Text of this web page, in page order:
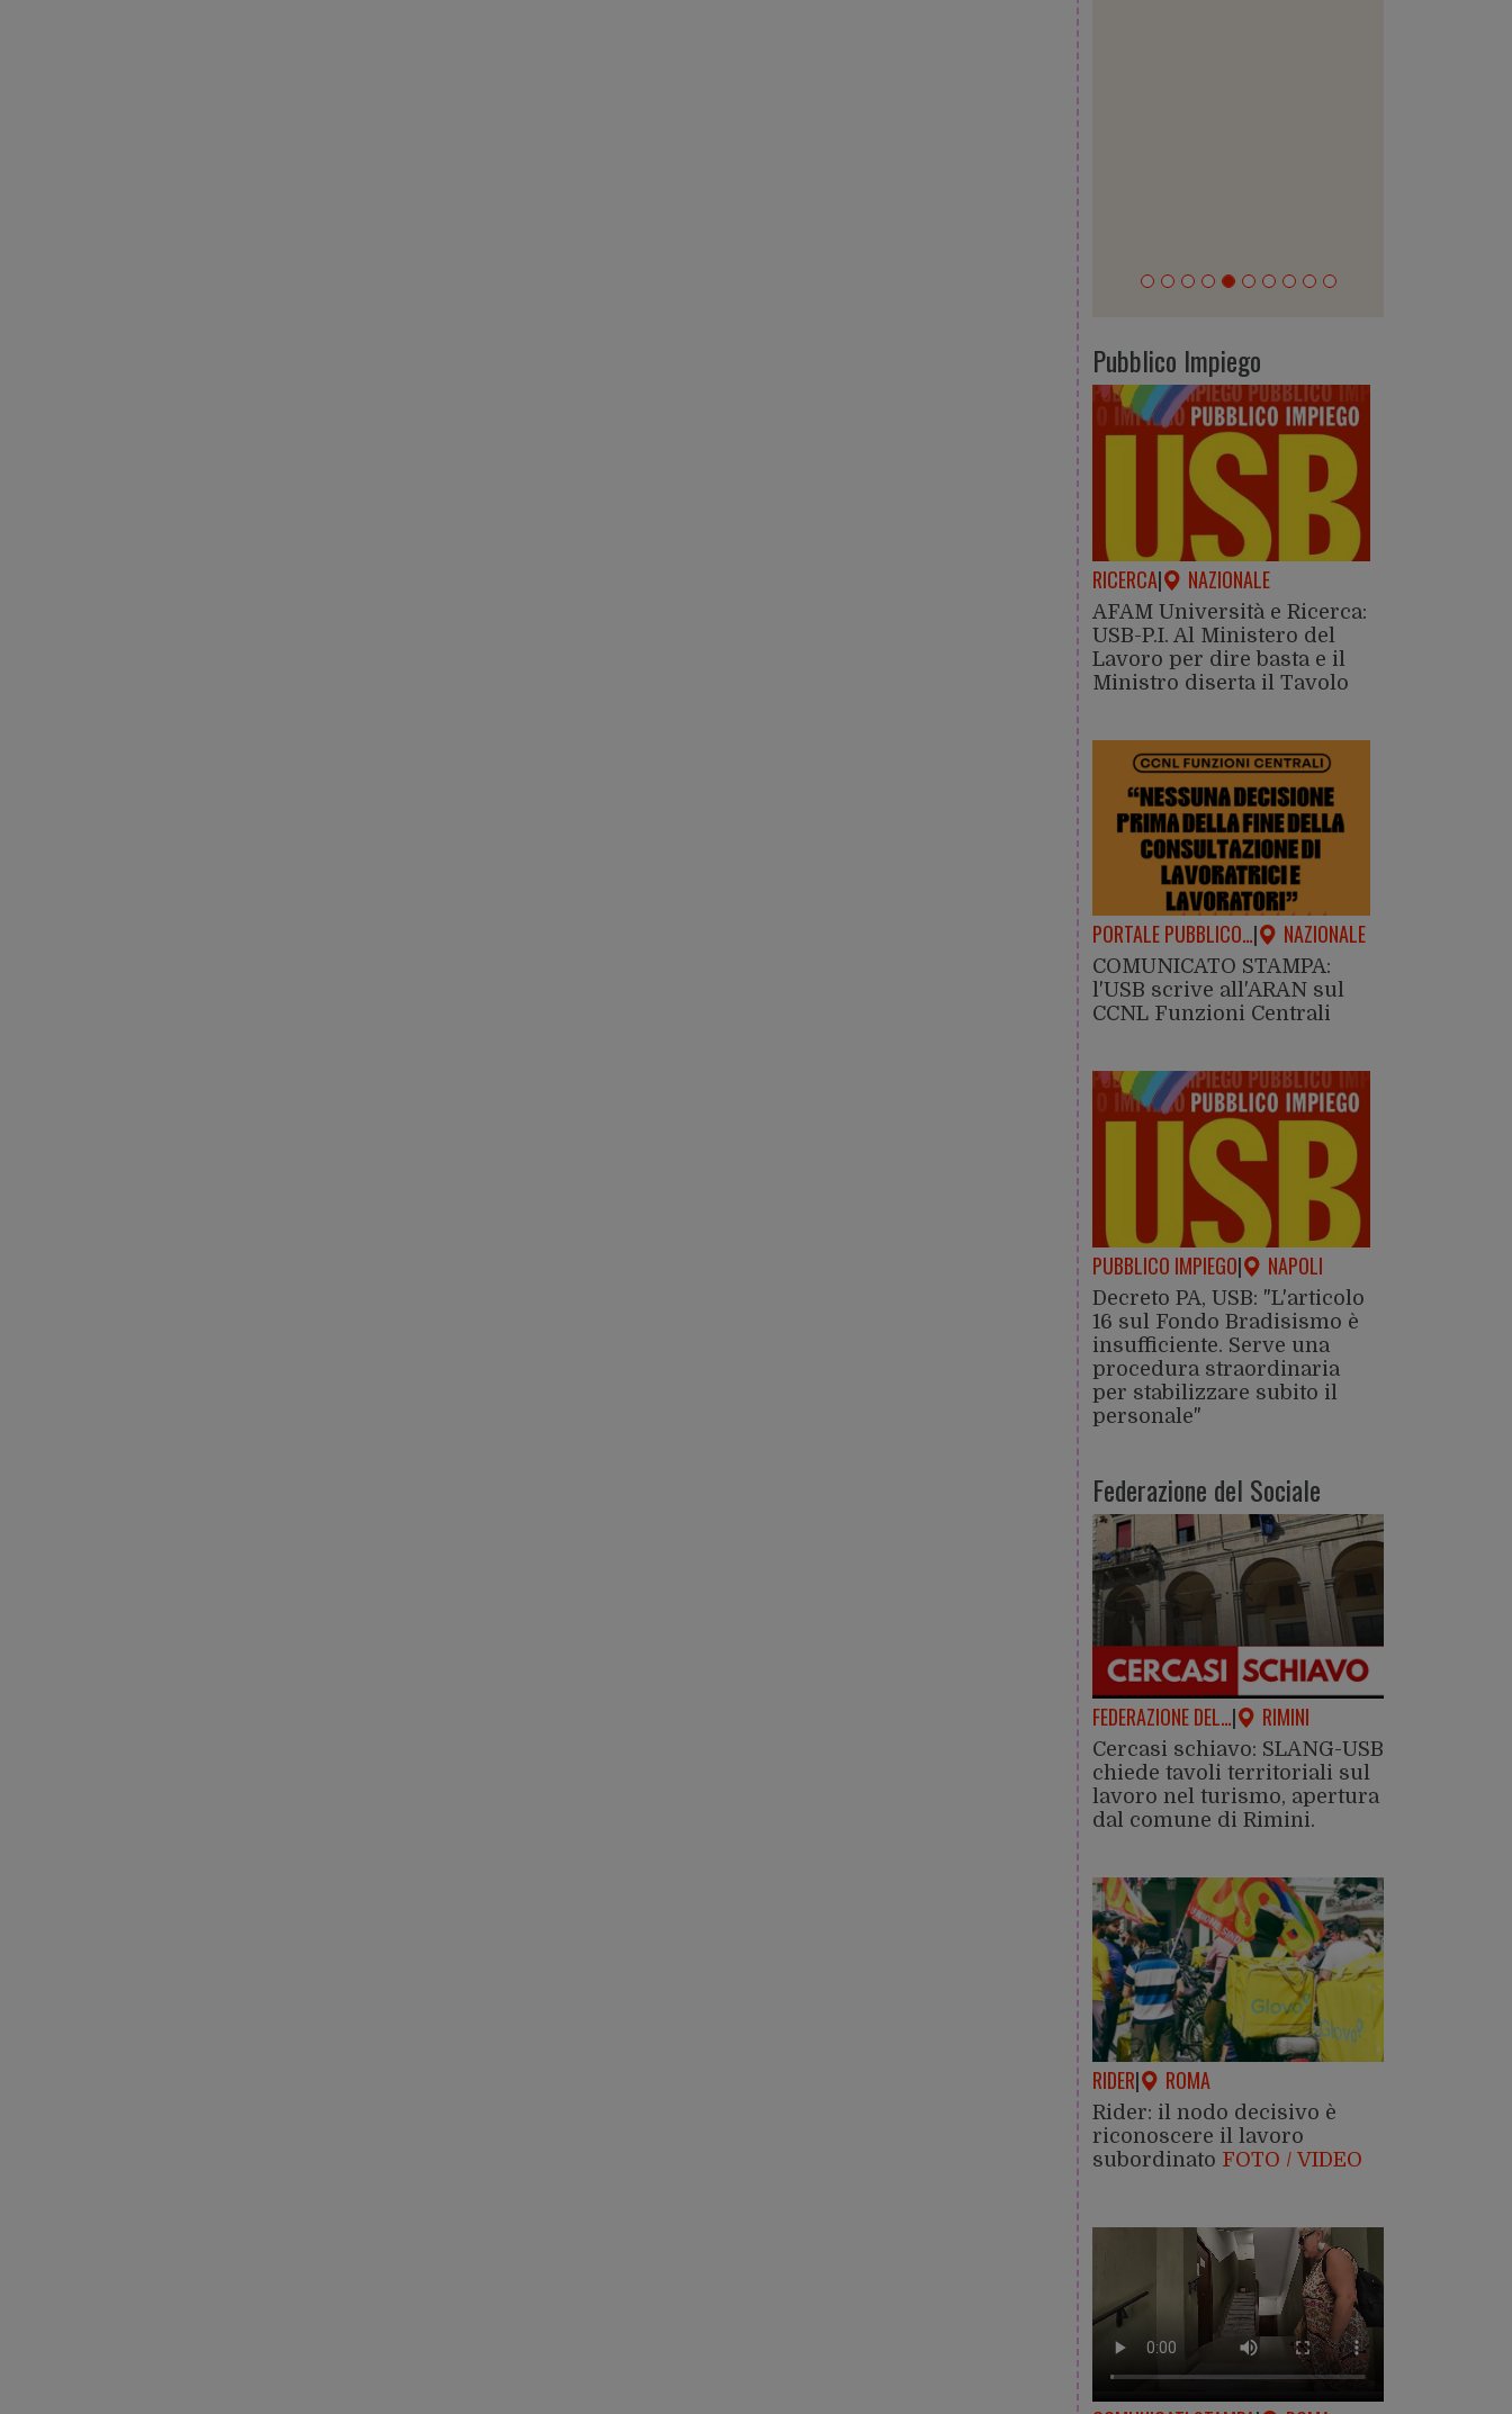
Pubblico Impiego
RICERCA| NAZIONALE
AFAM Università e Ricerca:
USB-P.I. Al Ministero del
Lavoro per dire basta e il
Ministro diserta il Tavolo
PORTALE PUBBLICO…| NAZIONALE
COMUNICATO STAMPA:
l'USB scrive all'ARAN sul
CCNL Funzioni Centrali
PUBBLICO IMPIEGO| NAPOLI
Decreto PA, USB: "L'articolo
16 sul Fondo Bradisismo è
insufficiente. Serve una
procedura straordinaria
per stabilizzare subito il
personale"
Federazione del Sociale
FEDERAZIONE DEL…| RIMINI
Cercasi schiavo: SLANG-USB
chiede tavoli territoriali sul
lavoro nel turismo, apertura
dal comune di Rimini.
RIDER| ROMA
Rider: il nodo decisivo è
riconoscere il lavoro
subordinato FOTO / VIDEO